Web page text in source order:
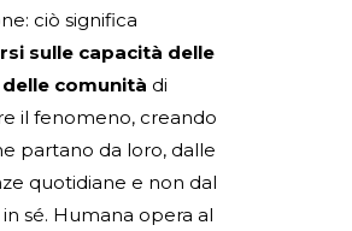
ciò significa
sulle capacità delle
comunità di
il fenomeno, creando
partano da loro, dalle
quotidiane e non dal
sé. Humana opera al